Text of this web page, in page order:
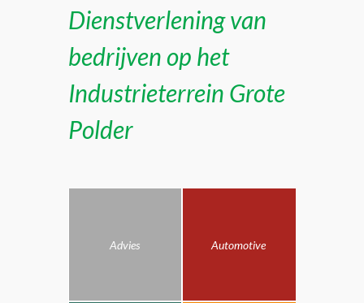
Dienstverlening van
bedrijven op het
Industrieterrein Grote
Polder
Advies Automotive